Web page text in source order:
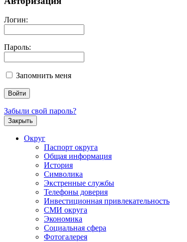
Логин:
Пароль:
Запомнить меня
Забыли свой пароль?
Закрыть
Округ
Паспорт округа
Общая информация
История
Символика
Экстренные службы
Телефоны доверия
Инвестиционная привлекательность
СМИ округа
Экономика
Социальная сфера
Фотогалерея